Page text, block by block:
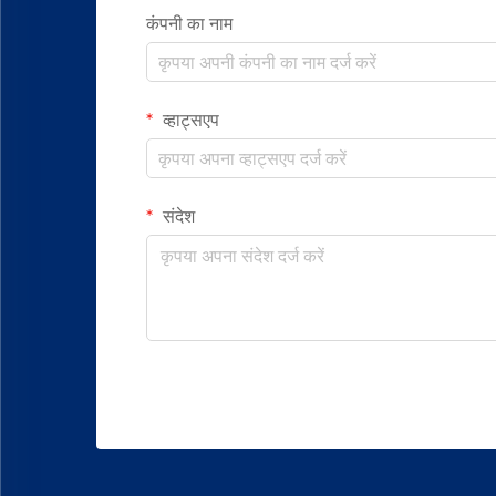
कंपनी का नाम
व्हाट्सएप
संदेश